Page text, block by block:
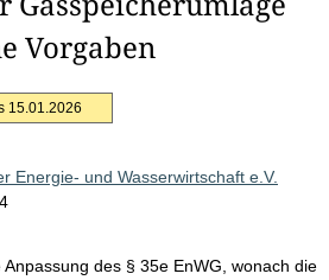
Vorgaben
15.01.2026
Energie- und Wasserwirtschaft e.V.
des § 35e EnWG, wonach die